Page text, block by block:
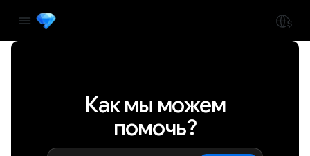
Как мы можем
помочь?